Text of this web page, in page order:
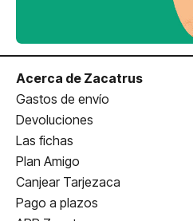
Acerca de Zacatrus
Gastos de envío
Devoluciones
Las fichas
Plan Amigo
Canjear Tarjezaca
Pago a plazos